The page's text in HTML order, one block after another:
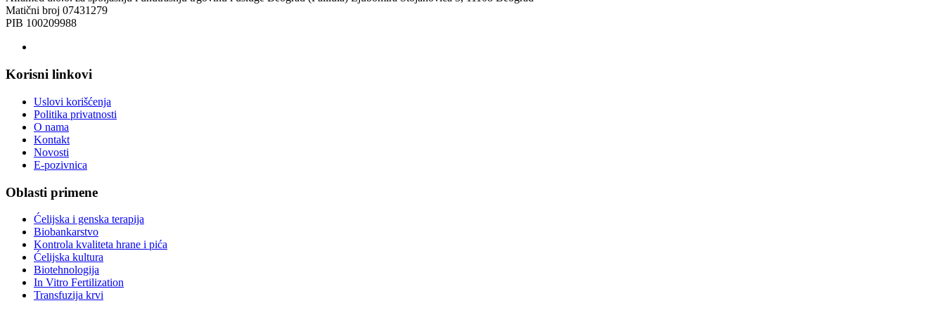
Matični broj 07431279
PIB 100209988
Korisni linkovi
Uslovi korišćenja
Politika privatnosti
O nama
Kontakt
Novosti
E-pozivnica
Oblasti primene
Ćelijska i genska terapija
Biobankarstvo
Kontrola kvaliteta hrane i pića
Ćelijska kultura
Biotehnologija
In Vitro Fertilization
Transfuzija krvi